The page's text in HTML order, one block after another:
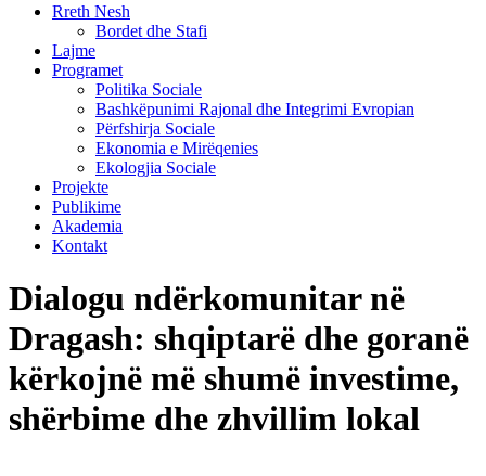
Rreth Nesh
Bordet dhe Stafi
Lajme
Programet
Politika Sociale
Bashkëpunimi Rajonal dhe Integrimi Evropian
Përfshirja Sociale
Ekonomia e Mirëqenies
Ekologjia Sociale
Projekte
Publikime
Akademia
Kontakt
Dialogu ndërkomunitar në
Dragash: shqiptarë dhe goranë
kërkojnë më shumë investime,
shërbime dhe zhvillim lokal